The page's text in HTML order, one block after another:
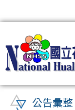
公告彙整